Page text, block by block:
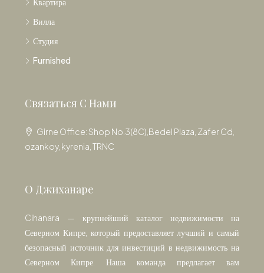
Вилла
Студия
Furnished
Связаться С Нами
Girne Office: Shop No.3(8C),Bedel Plaza, Zafer Cd,
ozankoy, kyrenia, TRNC
О Джиханаре
Cihanara — крупнейший каталог недвижимости на
Северном Кипре, который предоставляет лучший и самый
безопасный источник для инвестиций в недвижимость на
Северном Кипре. Наша команда предлагает вам